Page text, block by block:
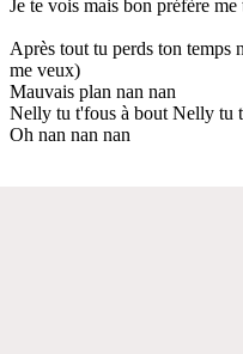
Je te vois mais bon préfère me
Après tout tu perds ton temps
me veux)
Mauvais plan nan nan
Nelly tu t'fous à bout Nelly tu
Oh nan nan nan